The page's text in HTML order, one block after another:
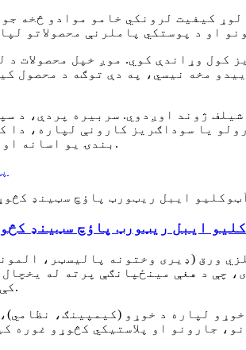
مخه نیسي، په دې توګه د محصول
ژوند اوږدوي. سربیره پردې، د
یا سوداګریز کارونې لپاره، دا
بندۍ یو اسانه او باوري حل دی.
ایبل ریټورټ پاؤچ سټینډ
ورق (ډیری وختونه پالیسټر،
چې د هغې مینځپانګې پرته له
کې مستحکم کوي.
لپاره د خوړو (کیمپینګ،
جارونو او پلاستيکي کڅوړو غوره